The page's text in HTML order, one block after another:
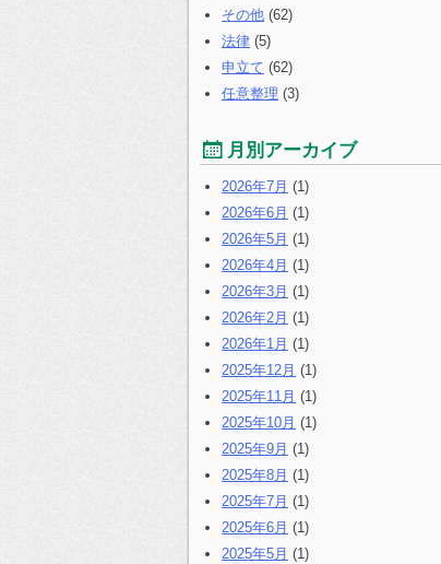
その他 (62)
法律 (5)
申立て (62)
任意整理 (3)
月別アーカイブ
2026年7月 (1)
2026年6月 (1)
2026年5月 (1)
2026年4月 (1)
2026年3月 (1)
2026年2月 (1)
2026年1月 (1)
2025年12月 (1)
2025年11月 (1)
2025年10月 (1)
2025年9月 (1)
2025年8月 (1)
2025年7月 (1)
2025年6月 (1)
2025年5月 (1)